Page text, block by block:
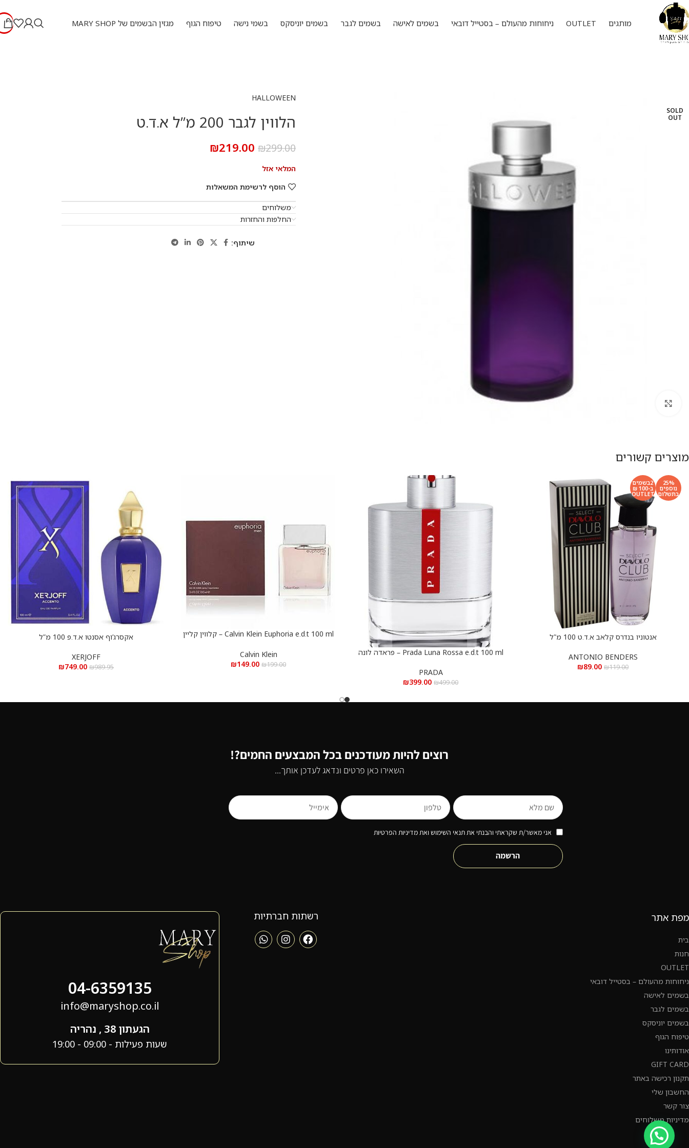
מותגים OUTLET ניחוחות מהעולם – בסטייל דובאי בשמים לאישה בשמים לגבר בשמים יוניסקס בשמי נישה טיפוח הגוף מגזין הבשמים של MARY SHOP
SOLD
OUT
HALLOWEEN
הלווין לגבר 200 מ”ל א.ד.ט
₪299.00
₪219.00
המלאי אזל
הוסף לרשימת המשאלות
משלוחים
החלפות והחזרות
שיתוף:
מוצרים קשורים
25%
נוספים
בתשלום
2בשמים
ב-100 ₪
OUTLET
הוספה לסלאנטוניו בנדרס קלאב א.ד.ט 100 מ”ל
ANTONIO BENDERS
₪119.00
₪89.00
הוספה לסל
Prada Luna Rossa e.d.t 100 ml – פראדה לונה
PRADA
₪499.00
₪399.00
הוספה לסל
Calvin Klein Euphoria e.d.t 100 ml – קלווין קליין
Calvin Klein
₪199.00
₪149.00
הוספה לסלאקסרג’וף אסנטו א.ד.פ 100 מ”ל
XERJOFF
₪989.95
₪749.00
רוצים להיות מעודכנים בכל המבצעים החמים?!
השאירו כאן פרטים ונדאג לעדכן אותך...
אני מאשר/ת שקראתי והבנתי את תנאי השימוש ואת מדיניות הפרטיות
הרשמה
מפת אתר
בית
חנות
OUTLET
ניחוחות מהעולם – בסטייל דובאי
בשמים לאישה
בשמים לגבר
בשמים יוניסקס
טיפוח הגוף
אודותינו
GIFT CARD
תקנון רכישה באתר
החשבון שלי
צור קשר
מדיניות משלוחים
רשתות חברתיות
04-6359135
info@maryshop.co.il
הגעתון 38 , נהריה
שעות פעילות - 09:00 - 19:00